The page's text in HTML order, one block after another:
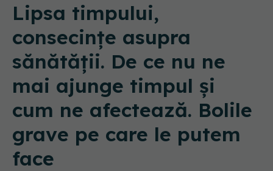
Lipsa timpului,
consecințe asupra
sănătății. De ce nu ne
mai ajunge timpul și
cum ne afectează. Bolile
grave pe care le putem
face